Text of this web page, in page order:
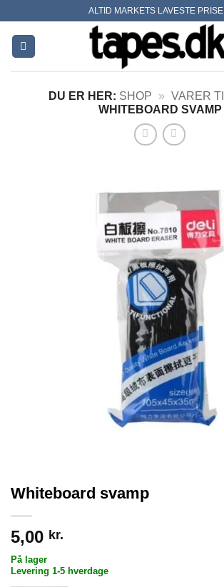
content
ALTID MARKETS LAVESTE
DU ER HER: SHOP » VARER
WHITEBOARD SVAMP
Whiteboard svamp
5,00 kr.
På lager
Levering 1-5 hverdage